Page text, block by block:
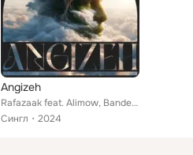
Angizeh
Rafazaak feat. Alimow, Bandekhoda, Depnote
Сингл
2024